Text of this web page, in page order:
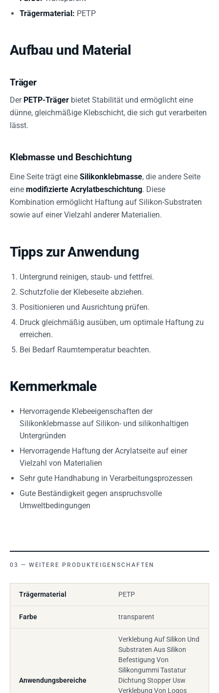
Trägermaterial: PETP
Aufbau und Material
Träger
Der PETP-Träger bietet Stabilität und ermöglicht eine
dünne, gleichmäßige Klebschicht, die sich gut verarbeiten
lässt.
Klebmasse und Beschichtung
Eine Seite trägt eine Silikonklebmasse, die andere Seite
eine modifizierte Acrylatbeschichtung. Diese
Kombination ermöglicht Haftung auf Silikon-Substraten
sowie auf einer Vielzahl anderer Materialien.
Tipps zur Anwendung
Untergrund reinigen, staub- und fettfrei.
Schutzfolie der Klebeseite abziehen.
Positionieren und Ausrichtung prüfen.
Druck gleichmäßig ausüben, um optimale Haftung zu
erreichen.
Bei Bedarf Raumtemperatur beachten.
Kernmerkmale
Hervorragende Klebeeigenschaften der
Silikonklebmasse auf Silikon- und silikonhaltigen
Untergründen
Hervorragende Haftung der Acrylatseite auf einer
Vielzahl von Materialien
Sehr gute Handhabung in Verarbeitungsprozessen
Gute Beständigkeit gegen anspruchsvolle
Umweltbedingungen
WEITERE PRODUKTEIGENSCHAFTEN
Trägermaterial PETP
Farbe transparent
Anwendungsbereiche
Verklebung Auf Silikon Und
Substraten Aus Silikon
Befestigung Von
Silikongummi Tastatur
Dichtung Stopper Usw
Verklebung Von Logos